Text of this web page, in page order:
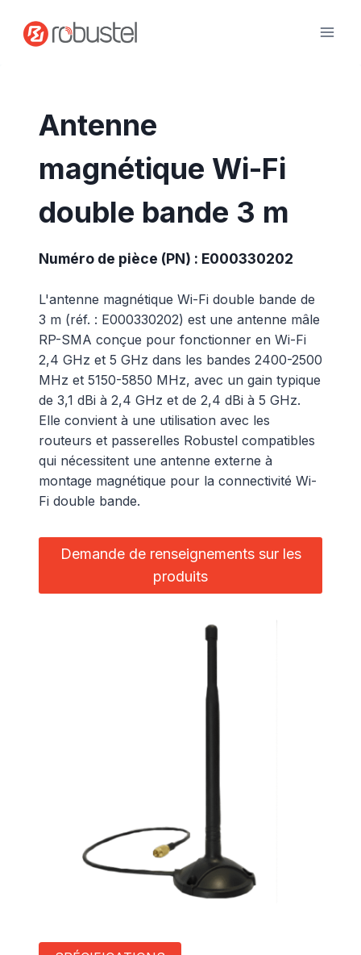
contenu
Antenne
magnétique Wi-Fi
double bande 3 m
Numéro de pièce (PN) : E000330202
L'antenne magnétique Wi-Fi double bande de
3 m (réf. : E000330202) est une antenne mâle
RP-SMA conçue pour fonctionner en Wi-Fi
2,4 GHz et 5 GHz dans les bandes 2400-2500
MHz et 5150-5850 MHz, avec un gain typique
de 3,1 dBi à 2,4 GHz et de 2,4 dBi à 5 GHz.
Elle convient à une utilisation avec les
routeurs et passerelles Robustel compatibles
qui nécessitent une antenne externe à
montage magnétique pour la connectivité Wi-
Fi double bande.
Demande de renseignements sur les
produits